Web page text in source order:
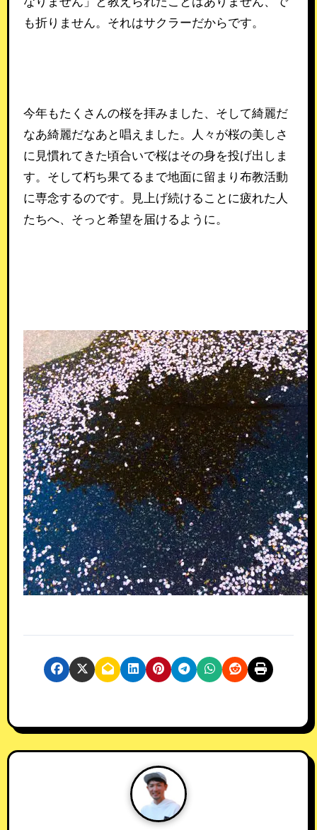
も折りません。それはサクラーだからです。
今年もたくさんの桜を拝みました、そして綺麗だ
なあ綺麗だなあと唱えました。人々が桜の美しさ
に見慣れてきた頃合いで桜はその身を投げ出しま
す。そして朽ち果てるまで地面に留まり布教活動
に専念するのです。見上げ続けることに疲れた人
たちへ、そっと希望を届けるように。